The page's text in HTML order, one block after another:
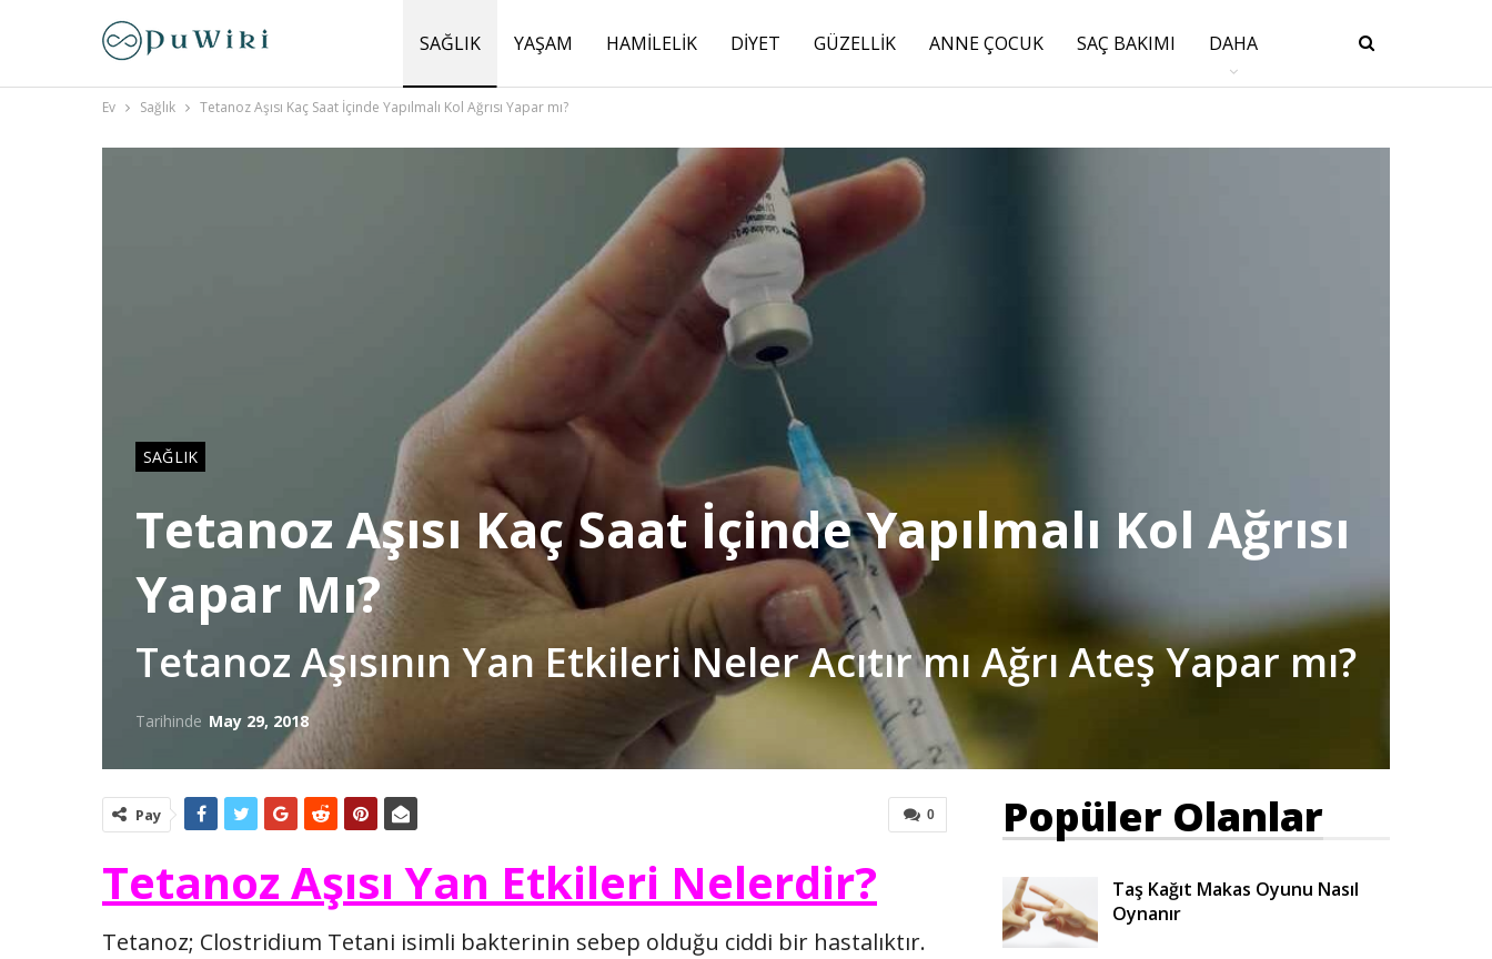
SAĞLIK YAŞAM HAMILELIK DIYET GÜZELLIK ANNE ÇOCUK SAÇ BAKIMI DAHA
Ev Sağlık Tetanoz Aşısı Kaç Saat İçinde Yapılmalı Kol Ağrısı Yapar mı?
SAĞLIK
Tetanoz Aşısı Kaç Saat İçinde Yapılmalı Kol Ağrısı
Yapar Mı?
Tetanoz Aşısının Yan Etkileri Neler Acıtır mı Ağrı Ateş Yapar mı?
Tarihinde May 29, 2018
0
Pay
Tetanoz Aşısı Yan Etkileri Nelerdir?
Tetanoz; Clostridium Tetani isimli bakterinin sebep olduğu ciddi bir hastalıktır.
Popüler Olanlar
Taş Kağıt Makas Oyunu Nasıl
Oynanır